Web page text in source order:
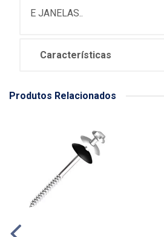
E JANELAS..
Características
Produtos Relacionados